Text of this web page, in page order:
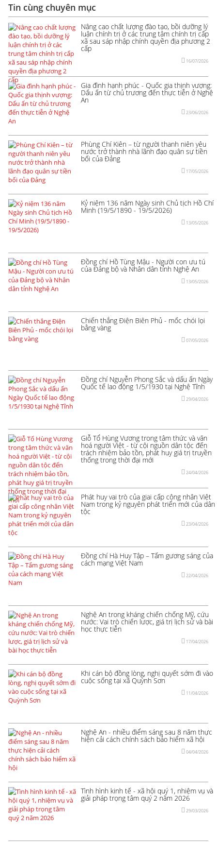
Tin cùng chuyên mục
Nâng cao chất lượng đào tạo, bồi dưỡng lý
luận chính trị ở các trung tâm chính trị cấp
xã sau sáp nhập chính quyền địa phương 2
cấp
16/07/2026
Gia đình hạnh phúc - Quốc gia thịnh vượng:
Dấu ấn từ chủ trương đến thực tiễn ở Nghệ
An
23/06/2026
Phùng Chí Kiên – từ người thanh niên yêu
nước trở thành nhà lãnh đạo quân sự tiền
bối của Đảng
17/05/2026
Kỷ niệm 136 năm Ngày sinh Chủ tịch Hồ Chí
Minh (19/5/1890 - 19/5/2026)
13/05/2026
Đồng chí Hồ Tùng Mậu - Người con ưu tú
của Đảng bộ và Nhân dân tỉnh Nghệ An
13/05/2026
Chiến thắng Điện Biên Phủ - mốc chói lọi
bằng vàng
07/05/2026
Đồng chí Nguyễn Phong Sắc và dấu ấn Ngày
Quốc tế lao động 1/5/1930 tại Nghệ Tĩnh
29/04/2026
Giỗ Tổ Hùng Vương trong tâm thức và văn
hoá người Việt - từ cội nguồn dân tộc đến
trách nhiệm bảo tồn, phát huy giá trị truyền
thống trong thời đại mới
24/04/2026
Phát huy vai trò của giai cấp công nhân Việt
Nam trong kỷ nguyên phát triển mới của dân
tộc
23/04/2026
Đồng chí Hà Huy Tập – Tấm gương sáng của
cách mạng Việt Nam
22/04/2026
Nghệ An trong kháng chiến chống Mỹ, cứu
nước: Vai trò chiến lược, giá trị lịch sử và bài
học thực tiễn
17/04/2026
Khi cán bộ đồng lòng, nghị quyết sớm đi vào
cuộc sống tại xã Quỳnh Sơn
11/04/2026
Nghệ An - nhiều điểm sáng sau 8 năm thực
hiện cải cách chính sách bảo hiểm xã hội
04/04/2026
Tình hình kinh tế - xã hội quý 1, nhiệm vụ và
giải pháp trọng tâm quý 2 năm 2026
29/03/2026